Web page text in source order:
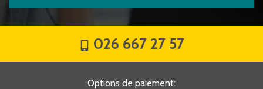
026 667 27 57
Options de paiement: